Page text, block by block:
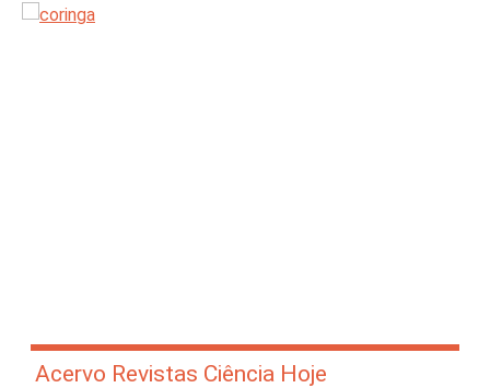
Acervo Revistas Ciência Hoje